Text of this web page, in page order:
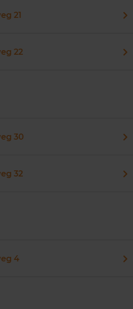
21
22
30
32
4